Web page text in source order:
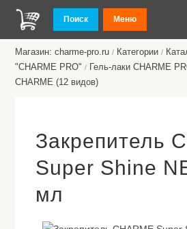
Поиск Меню
Магазин: charme-pro.ru / Категории /
"CHARME PRO" / Гель-лаки CHARME
CHARME (12 видов)
Закрепитель
Super Shine
мл